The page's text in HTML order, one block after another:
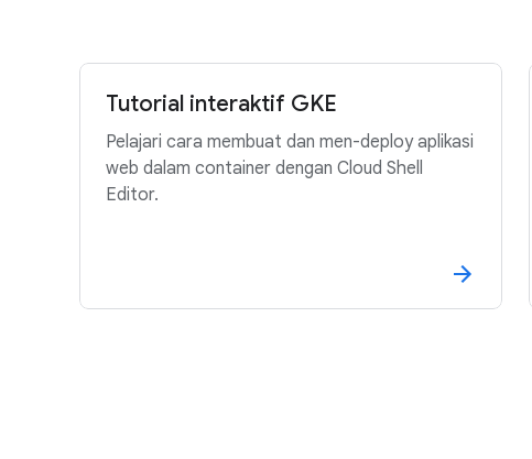
Tutorial interaktif GKE
Pelajari cara membuat dan men-deploy aplikasi
web dalam container dengan Cloud Shell
Editor.